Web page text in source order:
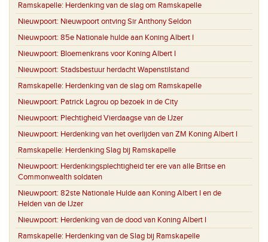
Ramskapelle: Herdenking van de slag om Ramskapelle
Nieuwpoort: Nieuwpoort ontving Sir Anthony Seldon
Nieuwpoort: 85e Nationale hulde aan Koning Albert I
Nieuwpoort: Bloemenkrans voor Koning Albert I
Nieuwpoort: Stadsbestuur herdacht Wapenstilstand
Ramskapelle: Herdenking van de slag om Ramskapelle
Nieuwpoort: Patrick Lagrou op bezoek in de City
Nieuwpoort: Plechtigheid Vierdaagse van de IJzer
Nieuwpoort: Herdenking van het overlijden van ZM Koning Albert I
Ramskapelle: Herdenking Slag bij Ramskapelle
Nieuwpoort: Herdenkingsplechtigheid ter ere van alle Britse en
Commonwealth soldaten
Nieuwpoort: 82ste Nationale Hulde aan Koning Albert I en de
Helden van de IJzer
Nieuwpoort: Herdenking van de dood van Koning Albert I
Ramskapelle: Herdenking van de Slag bij Ramskapelle